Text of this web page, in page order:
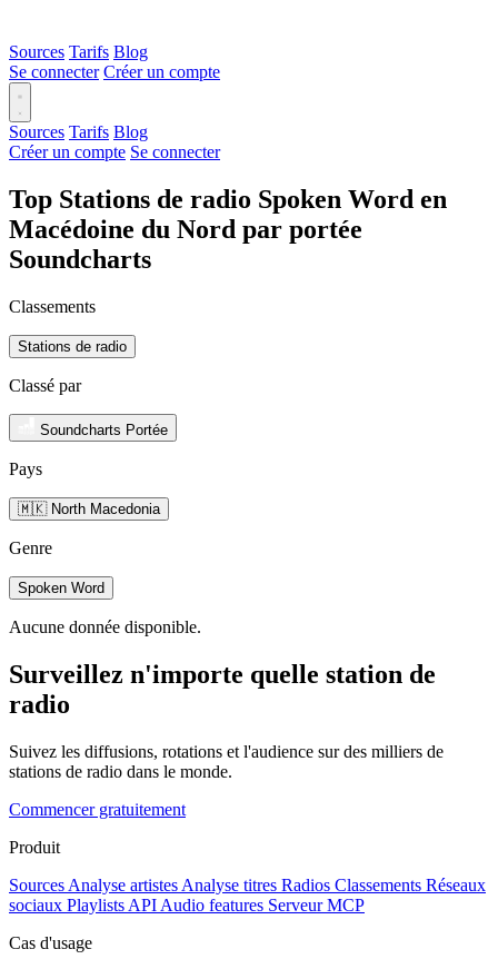
Sources Tarifs Blog
Se connecter Créer un compte
Sources Tarifs Blog
Créer un compte Se connecter
Top Stations de radio Spoken Word en
Macédoine du Nord par portée
Soundcharts
Classements
Stations de radio
Classé par
Soundcharts Portée
Pays
🇲🇰 North Macedonia
Genre
Spoken Word
Aucune donnée disponible.
Surveillez n'importe quelle station de
radio
Suivez les diffusions, rotations et l'audience sur des milliers de
stations de radio dans le monde.
Commencer gratuitement
Produit
Sources Analyse artistes Analyse titres Radios Classements Réseaux
sociaux Playlists API Audio features Serveur MCP
Cas d'usage